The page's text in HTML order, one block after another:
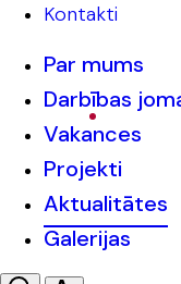
Kontakti
Par mums
Darbības
Vakances
Projekti
Aktualitātes
Galerijas